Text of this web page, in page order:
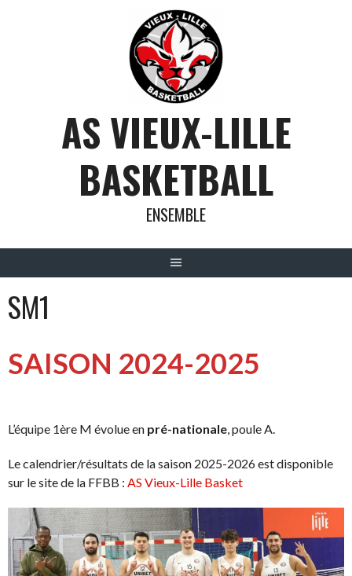
AS VIEUX-LILLE
BASKETBALL
ENSEMBLE
SM1
SAISON 2024-2025
L’équipe 1ère M évolue en pré-nationale, poule A.
Le calendrier/résultats de la saison 2025-2026 est disponible
sur le site de la FFBB : AS Vieux-Lille Basket